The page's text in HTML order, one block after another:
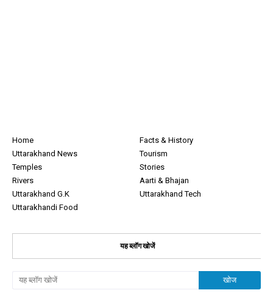
Home
Facts & History
Uttarakhand News
Tourism
Temples
Stories
Rivers
Aarti & Bhajan
Uttarakhand G.K
Uttarakhand Tech
Uttarakhandi Food
यह ब्लॉग खोजें